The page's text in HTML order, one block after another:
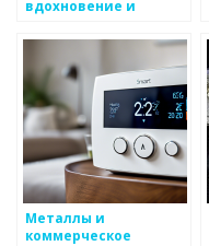
вдохновение и
путь
Металлы и
коммерческое